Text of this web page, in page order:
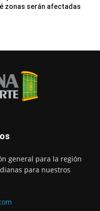
zonas serán afectadas
general para la región
para nuestros